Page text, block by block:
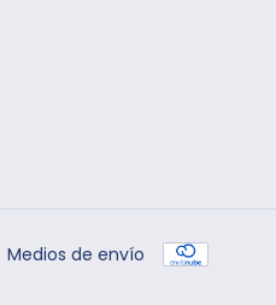
Medios de envío